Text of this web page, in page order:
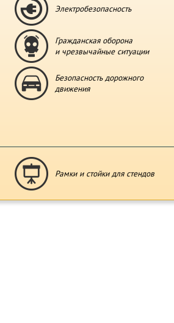
Электробезопасность
Гражданская оборона
и чрезвычайные ситуации
Безопасность дорожного
движения
Рамки и стойки для стендов